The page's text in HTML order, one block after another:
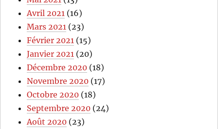
Avril 2021 (16)
Mars 2021 (23)
Février 2021 (15)
Janvier 2021 (20)
Décembre 2020 (18)
Novembre 2020 (17)
Octobre 2020 (18)
Septembre 2020 (24)
Août 2020 (23)